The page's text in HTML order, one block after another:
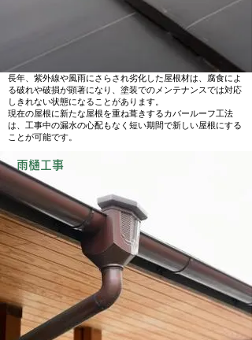
雨樋工事
長年、紫外線や風雨にさらされ劣化した屋根材は、腐食によ
る破れや破損が顕著になり、塗装でのメンテナンスでは対応
しきれない状態になることがあります。
現在の屋根に新たな屋根を重ね葺きするカバールーフ工法
は、工事中の漏水の心配もなく短い期間で新しい屋根にする
ことが可能です。